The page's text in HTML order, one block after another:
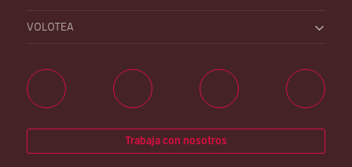
VOLOTEA
Trabaja con nosotros